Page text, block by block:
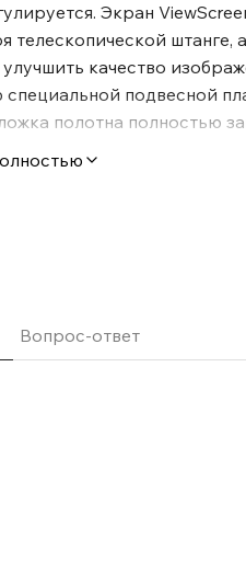
Экран
штанге,
качество
подвесной
полотна полностью
всех форматах по
Вопрос-ответ